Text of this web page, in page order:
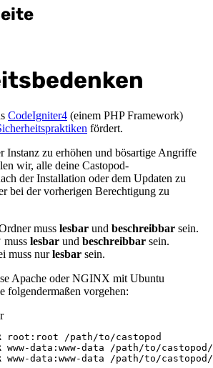
CodeIgniter4 (einem PHP Framework)
fördert.
Instanz zu erhöhen und bösartige Angriffe
wir, alle deine Castopod-
der Installation oder dem Updaten zu
bei der vorherigen Berechtigung zu
muss lesbar und beschreibbar sein.
muss lesbar und beschreibbar sein.
muss nurlesbar sein.
Apache oder NGINX mit Ubuntu
folgendermaßen vorgehen:
root:root
/path/to/castopod
www-data:www-data
/path/to/
www-data:www-data /path/to/